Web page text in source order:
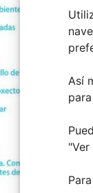
Así
"Ver